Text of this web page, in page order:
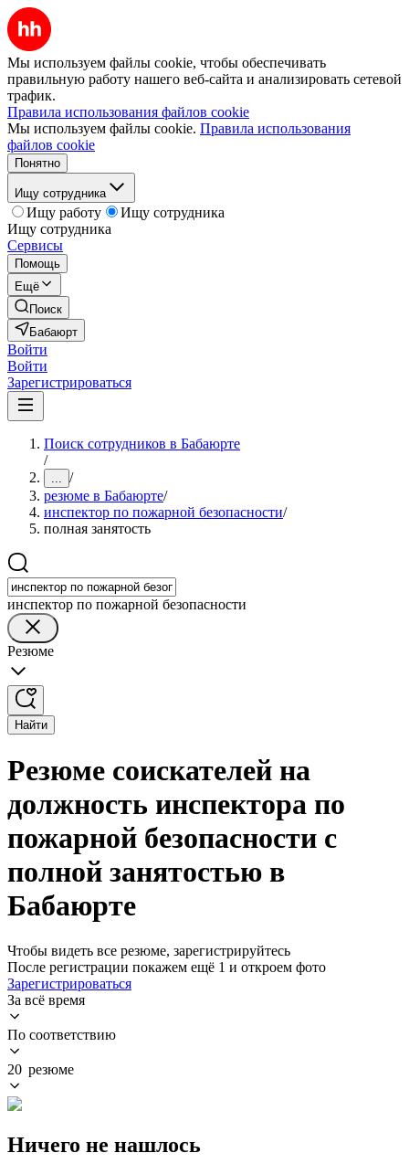
Мы используем файлы cookie, чтобы обеспечивать
правильную работу нашего веб-сайта и анализировать сетевой
трафик.
Правила использования файлов cookie
Мы используем файлы cookie. Правила использования
файлов cookie
Понятно
Ищу сотрудника
Ищу работу
Ищу сотрудника
Ищу сотрудника
Сервисы
Помощь
Ещё
Поиск
Бабаюрт
Войти
Войти
Зарегистрироваться
Поиск сотрудников в Бабаюрте
/
... /
резюме в Бабаюрте/
инспектор по пожарной безопасности/
полная занятость
инспектор по пожарной безопасности
Резюме
Найти
Резюме соискателей на
должность инспектора по
пожарной безопасности с
полной занятостью в
Бабаюрте
Чтобы видеть все резюме, зарегистрируйтесь
После регистрации покажем ещё 1 и откроем фото
Зарегистрироваться
За всё время
По соответствию
20 резюме
Ничего не нашлось